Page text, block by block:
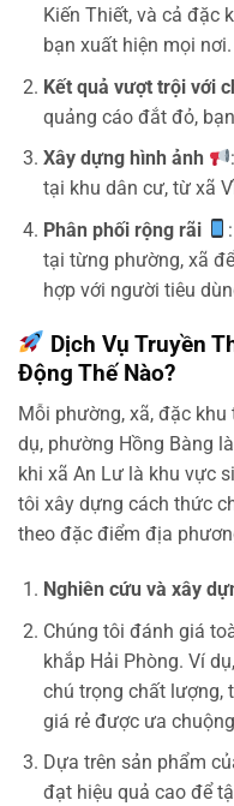
Kiến Thiết, và cả đặc
bạn xuất hiện mọi nơi.
Kết quả vượt trội với
quảng cáo đắt đỏ,
Xây dựng hình ảnh
tại khu dân cư, từ xã
Phân phối rộng rãi
tại từng phường, xã
hợp với người tiêu
Dịch Vụ Truyền
Động Thế Nào?
Mỗi phường, xã, đặc
dụ, phường Hồng Bàng
khi xã An Lư là khu vực
tôi xây dựng cách thức
theo đặc điểm địa
Nghiên cứu và xây
Chúng tôi đánh giá
khắp Hải Phòng. Ví
chú trọng chất lượng,
giá rẻ được ưa
Dựa trên sản phẩm
đạt hiệu quả cao để